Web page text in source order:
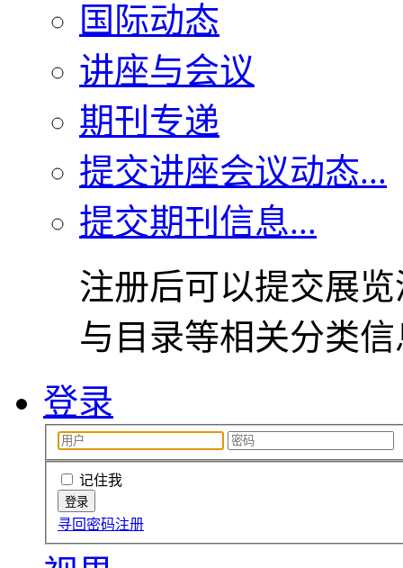
国际动态
讲座与会议
期刊专递
提交讲座会议动态...
提交期刊信息...
注册后可以提交展
与目录等相关分类
登录
记住我
寻回密码注册